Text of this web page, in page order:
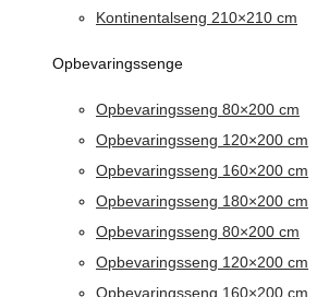
Kontinentalseng 210×210 cm
Opbevaringssenge
Opbevaringsseng 80×200 cm
Opbevaringsseng 120×200 cm
Opbevaringsseng 160×200 cm
Opbevaringsseng 180×200 cm
Opbevaringsseng 80×200 cm
Opbevaringsseng 120×200 cm
Opbevaringsseng 160×200 cm